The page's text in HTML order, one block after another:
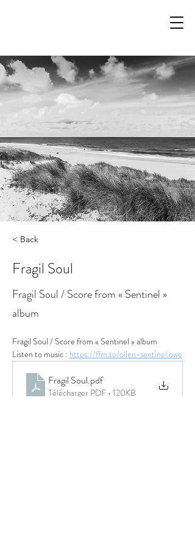
< Back
Fragil Soul
Fragil Soul / Score from « Sentinel »
album
Fragil Soul / Score from « Sentinel » album
Listen to music : https://ffm.to/ollen-sentinel.owe
Fragil Soul.pdf
Télécharger PDF • 120KB